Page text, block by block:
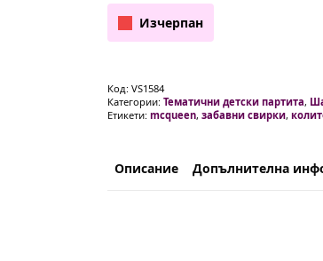
Изчерпан
Код: VS1584
Категории: Тематични детски партита,
Етикети: mcqueen, забавни свирки,
Описание Допълнителна